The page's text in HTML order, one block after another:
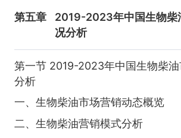
第五章
2019-2023年中国生物柴
况分析
第一节 2019-2023年中国生物柴
分析
一、生物柴油市场营销动态概览
二、生物柴油营销模式分析